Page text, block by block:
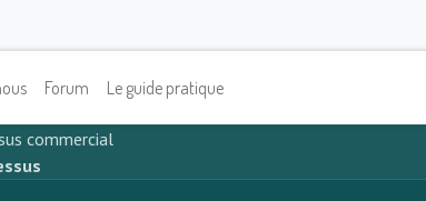
Forum Le guide pratique
commercial